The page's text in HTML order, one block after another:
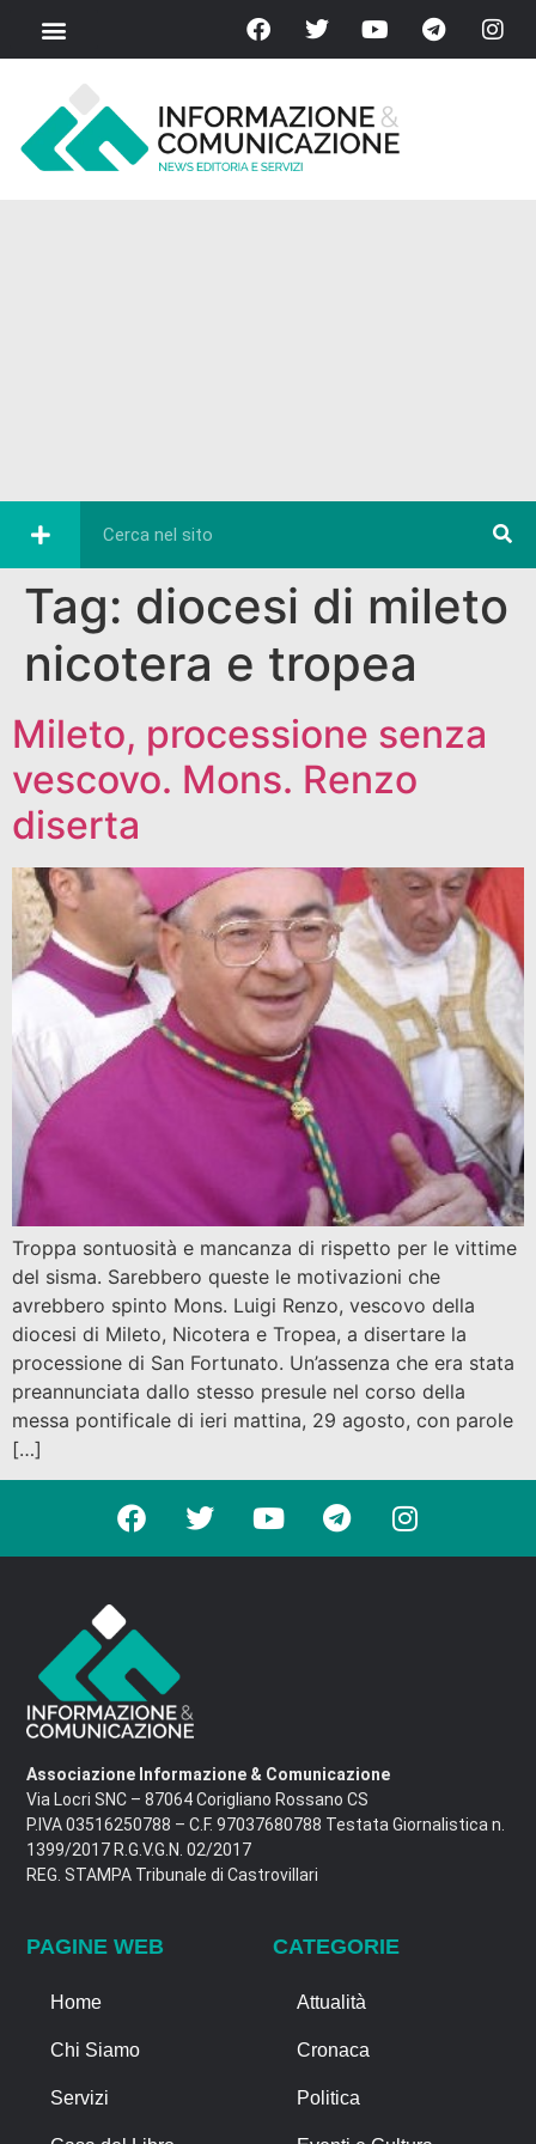
Tag: diocesi di mileto
nicotera e tropea
Mileto, processione senza
vescovo. Mons. Renzo
diserta
Troppa sontuosità e mancanza di rispetto per le vittime
del sisma. Sarebbero queste le motivazioni che
avrebbero spinto Mons. Luigi Renzo, vescovo della
diocesi di Mileto, Nicotera e Tropea, a disertare la
processione di San Fortunato. Un’assenza che era stata
preannunciata dallo stesso presule nel corso della
messa pontificale di ieri mattina, 29 agosto, con parole
[…]
Associazione Informazione & Comunicazione
Via Locri SNC – 87064 Corigliano Rossano CS
P.IVA 03516250788 – C.F. 97037680788 Testata Giornalistica n.
1399/2017 R.G.V.G.N. 02/2017
REG. STAMPA Tribunale di Castrovillari
PAGINE WEB
Home
Chi Siamo
Servizi
CATEGORIE
Attualità
Cronaca
Politica